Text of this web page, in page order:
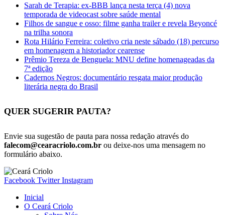
Sarah de Terapia: ex-BBB lança nesta terça (4) nova
temporada de videocast sobre saúde mental
Filhos de sangue e osso: filme ganha trailer e revela Beyoncé
na trilha sonora
Rota Hilário Ferreira: coletivo cria neste sábado (18) percurso
em homenagem a historiador cearense
Prêmio Tereza de Benguela: MNU define homenageadas da
7ª edição
Cadernos Negros: documentário resgata maior produção
literária negra do Brasil
QUER SUGERIR PAUTA?
Envie sua sugestão de pauta para nossa redação através do
falecom@cearacriolo.com.br ou deixe-nos uma mensagem no
formulário abaixo.
Facebook Twitter Instagram
Inicial
O Ceará Criolo